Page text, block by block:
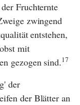
Fruchternte
zwingend
entstehen,
mit
gezogen sind.17
der
der Blätter an